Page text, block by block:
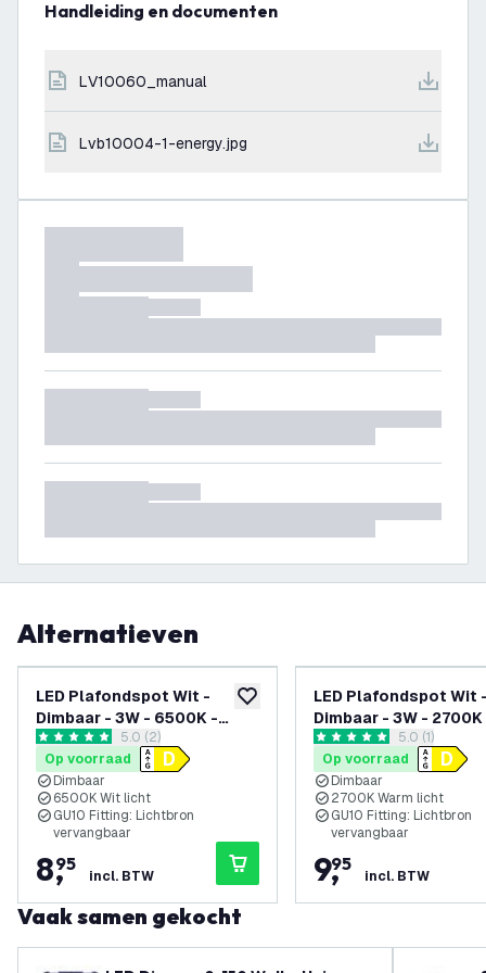
Handleiding en documenten
LV10060_manual
lvb10004-1-energy.jpg
Alternatieven
toevoegen aan verlanglijst
LED Plafondspot Wit -
Dimbaar - 3W - 6500K -
Kantelbaarreviews drawer openen
5 score sterren5.0 (2)
Op voorraad
Dimbaar
6500K Wit licht
GU10 Fitting: Lichtbron
vervangbaar
8,
95
incl. BTW
LED Plafondspot Wit
Dimbaar - 3W -
Kantelbaarreviews
5 score sterren5.0 (1)
Op voorraad
Dimbaar
2700K Warm licht
GU10 Fitting: Lichtbron
vervangbaar
9,
95
incl. BTW
Vaak samen gekocht